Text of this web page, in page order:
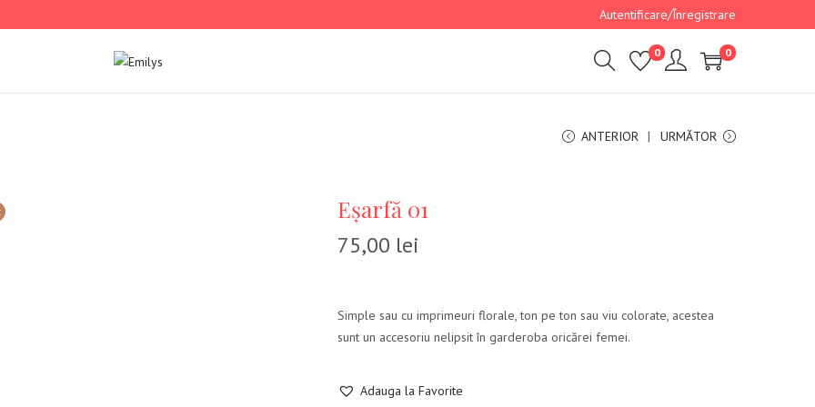
Autentificare/Înregistrare
0 0
ANTERIOR URMĂTOR
Eșarfă 01
75,00 lei
Simple sau cu imprimeuri florale, ton pe ton sau viu colorate, acestea
sunt un accesoriu nelipsit în garderoba oricărei femei.
Adauga la Favorite